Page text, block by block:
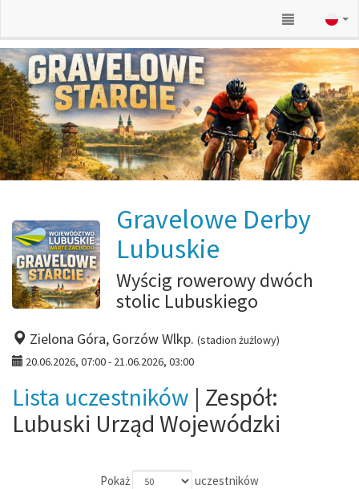
Gravelowe Derby
Lubuskie
Wyścig rowerowy dwóch
stolic Lubuskiego
Zielona Góra, Gorzów Wlkp. (stadion żużlowy)
20.06.2026, 07:00 - 21.06.2026, 03:00
Lista uczestników | Zespół:
Lubuski Urząd Wojewódzki
Pokaż
uczestników